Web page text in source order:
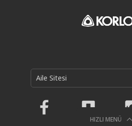
HIZLI MENÜ
Aile Sitesi